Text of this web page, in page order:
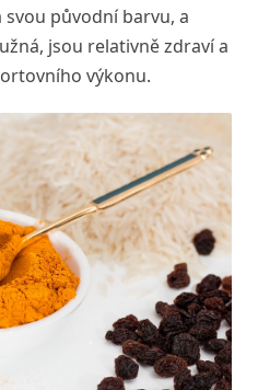
původní barvu, a
jsou relativně zdraví a
výkonu.